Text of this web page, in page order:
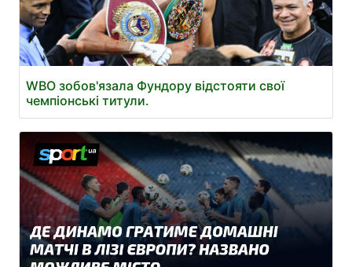
WBO зобов'язала Фундору відстояти свої
чемпіонські титули.